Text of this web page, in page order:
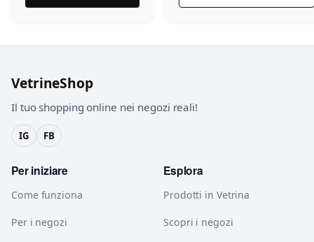
VetrineShop
Il tuo shopping online nei negozi reali!
IG FB
Per iniziare
Come funziona
Per i negozi
Esplora
Prodotti in Vetrina
Scopri i negozi